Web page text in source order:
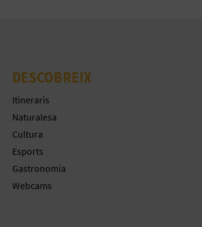
DESCOBREIX
Itineraris
Naturalesa
Cultura
Esports
Gastronomia
Webcams